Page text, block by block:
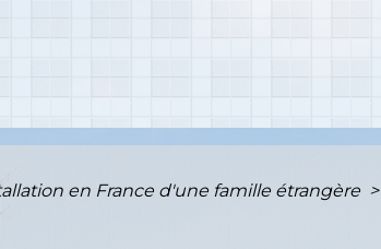
en France d'une famille étrangère >